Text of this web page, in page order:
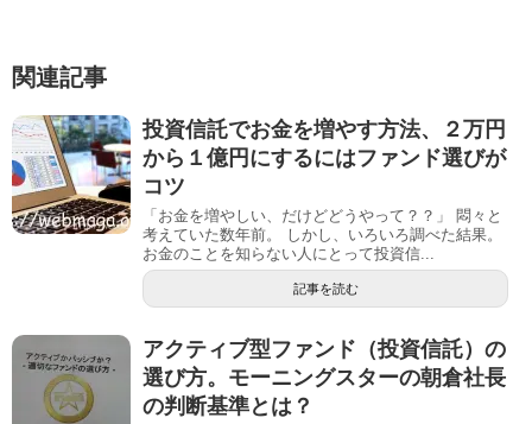
関連記事
投資信託でお金を増やす方法、２万円
から１億円にするにはファンド選びが
コツ
「お金を増やしい、だけどどうやって？？」 悶々と
考えていた数年前。 しかし、いろいろ調べた結果。
お金のことを知らない人にとって投資信...
記事を読む
アクティブ型ファンド（投資信託）の
選び方。モーニングスターの朝倉社長
の判断基準とは？